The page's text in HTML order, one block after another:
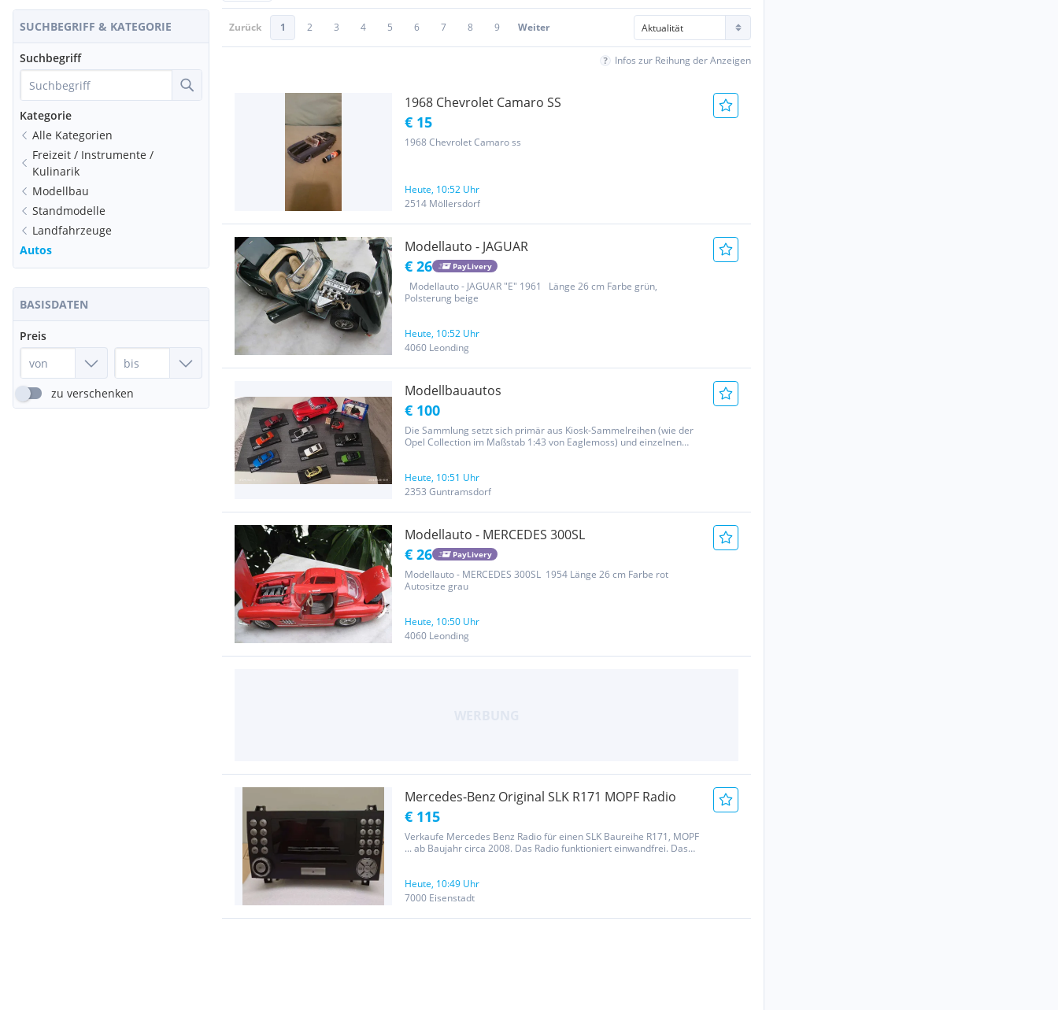
SUCHBEGRIFF & KATEGORIE
Suchbegriff
Kategorie
Alle Kategorien
Freizeit / Instrumente /
Kulinarik
Modellbau
Standmodelle
Landfahrzeuge
Autos
BASISDATEN
Preis
zu verschenken
Zurück 1 2 3 4 5 6 7 8 9 Weiter
Infos zur Reihung der Anzeigen
1968 Chevrolet Camaro SS
€ 15
1968 Chevrolet Camaro ss
Heute, 10:52 Uhr
2514 Möllersdorf
Modellauto - JAGUAR
€ 26 PayLivery
Modellauto - JAGUAR "E" 1961 Länge 26 cm Farbe grün,
Polsterung beige
Heute, 10:52 Uhr
4060 Leonding
Modellbauautos
€ 100
Die Sammlung setzt sich primär aus Kiosk-Sammelreihen (wie der
Opel Collection im Maßstab 1:43 von Eaglemoss) und einzelnen
Heute, 10:51 Uhr
2353 Guntramsdorf
Modellauto - MERCEDES 300SL
€ 26 PayLivery
Modellauto - MERCEDES 300SL 1954 Länge 26 cm Farbe rot
Autositze grau
Heute, 10:50 Uhr
4060 Leonding
Mercedes-Benz Original SLK R171 MOPF Radio
€ 115
Verkaufe Mercedes Benz Radio für einen SLK Baureihe R171, MOPF
... ab Baujahr circa 2008. Das Radio funktioniert einwandfrei. Das
Heute, 10:49 Uhr
7000 Eisenstadt